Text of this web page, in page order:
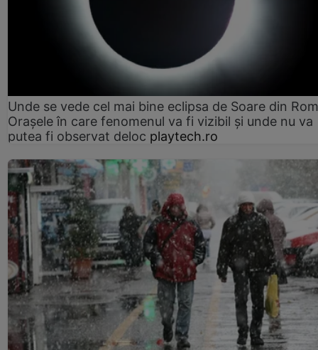
Unde se vede cel mai bine eclipsa de Soare din
Orașele în care fenomenul va fi vizibil și unde nu va
putea fi observat deloc playtech.ro